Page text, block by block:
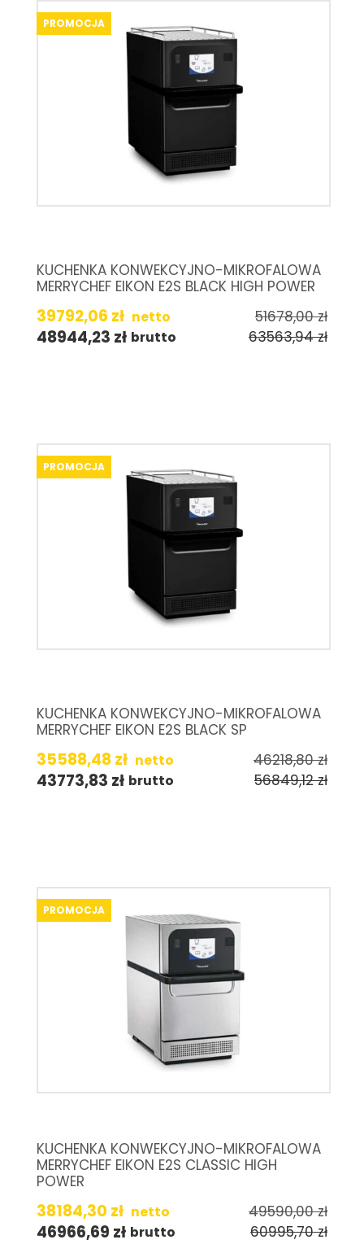
PROMOCJA
KUCHENKA KONWEKCYJNO-MIKROFALOWA
MERRYCHEF EIKON E2S BLACK HIGH POWER
39792,06 zł netto 51678,00zł
48944,23 zł brutto 63563,94zł
PROMOCJA
KUCHENKA KONWEKCYJNO-MIKROFALOWA
MERRYCHEF EIKON E2S BLACK SP
35588,48zł netto 46218,80zł
43773,83 zł brutto 56849,12zł
PROMOCJA
KUCHENKA KONWEKCYJNO-MIKROFALOWA
MERRYCHEF EIKON E2S CLASSIC HIGH
POWER
38184,30 zł netto 49590,00zł
46966,69 zł brutto 60995,70zł